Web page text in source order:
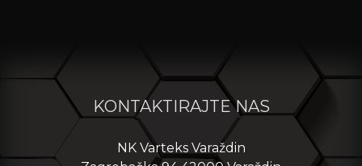
KONTAKTIRAJTE NAS
NK Varteks Varaždin